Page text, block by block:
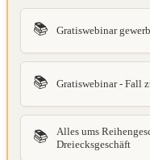
📚 Gratiswebinar
📚 Gratiswebinar - Fall
📚
Alles ums
Dreiecksgeschäft